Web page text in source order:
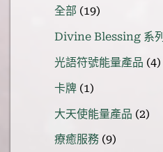
全部 1919
產
品
Divine Blessing 系列
光語符號能量產品 44
卡牌 11
產
品
大天使能量產品 22
療癒服務 99